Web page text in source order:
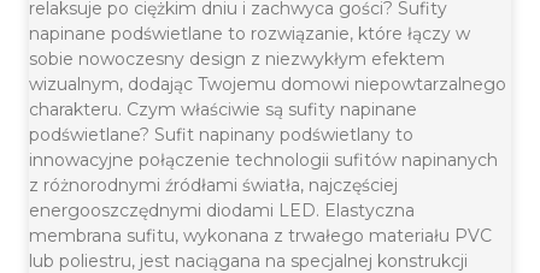
relaksuje po ciężkim dniu i zachwyca gości? Sufity
napinane podświetlane to rozwiązanie, które łączy w
sobie nowoczesny design z niezwykłym efektem
wizualnym, dodając Twojemu domowi niepowtarzalnego
charakteru. Czym właściwie są sufity napinane
podświetlane? Sufit napinany podświetlany to
innowacyjne połączenie technologii sufitów napinanych
z różnorodnymi źródłami światła, najczęściej
energooszczędnymi diodami LED. Elastyczna
membrana sufitu, wykonana z trwałego materiału PVC
lub poliestru, jest naciągana na specjalnej konstrukcji